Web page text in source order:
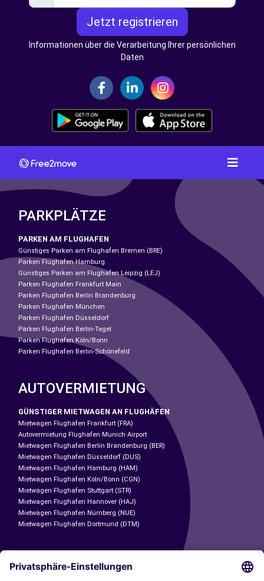
Jetzt registrieren
Informationen über die Verarbeitung Ihrer persönlichen
Daten
PARKPLÄTZE
PARKEN AM FLUGHAFEN
Günstiges Parken am Flughafen Bremen (BRE)
Parken Flughafen Hamburg
Günstiges Parken am Flughafen Leipzig (LEJ)
Parken Flughafen Frankfurt Main
Parken Flughafen Berlin Brandenburg
Parken Flughafen München
Parken Flughafen Düsseldorf
Parken Flughafen Berlin-Tegel
Parken Flughafen Köln/Bonn
Parken Flughafen Berlin-Schönefeld
AUTOVERMIETUNG
GÜNSTIGER MIETWAGEN AN FLUGHÄFEN
Mietwagen Flughafen Frankfurt (FRA)
Autovermietung Flughafen Munich Airport
Mietwagen Flughafen Berlin Brandenburg (BER)
Mietwagen Flughafen Düsseldorf (DUS)
Mietwagen Flughafen Hamburg (HAM)
Mietwagen Flughafen Köln/Bonn (CGN)
Mietwagen Flughafen Stuttgart (STR)
Mietwagen Flughafen Hannover (HAJ)
Mietwagen Flughafen Nürnberg (NUE)
Mietwagen Flughafen Dortmund (DTM)
CARSHARING